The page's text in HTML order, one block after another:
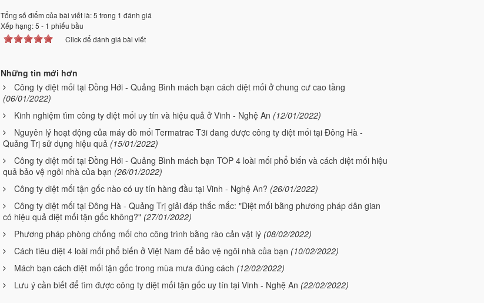
Tổng số điểm của bài viết là: 5 trong 1 đánh giá
Xếp hạng:5 - 1 phiếu bầu
Click để đánh giá bài viết
Những tin mới hơn
Công ty diệt mối tại Đồng Hới - Quảng Bình mách bạn cách diệt mối ở chung cư cao tầng
(06/01/2022)
Kinh nghiệm tìm công ty diệt mối uy tín và hiệu quả ở Vinh - Nghệ An (12/01/2022)
Nguyên lý hoạt động của máy dò mối Termatrac T3i đang được công ty diệt mối tại Đông Hà -
Quảng Trị sử dụng hiệu quả (15/01/2022)
Công ty diệt mối tại Đồng Hới - Quảng Bình mách bạn TOP 4 loài mối phổ biến và cách diệt mối hiệu
quả bảo vệ ngôi nhà của bạn (26/01/2022)
Công ty diệt mối tận gốc nào có uy tín hàng đầu tại Vinh - Nghệ An? (26/01/2022)
Công ty diệt mối tại Đông Hà - Quảng Trị giải đáp thắc mắc: "Diệt mối bằng phương pháp dân gian
có hiệu quả diệt mối tận gốc không?" (27/01/2022)
Phương pháp phòng chống mối cho công trình bằng rào cản vật lý (08/02/2022)
Cách tiêu diệt 4 loài mối phổ biến ở Việt Nam để bảo vệ ngôi nhà của bạn (10/02/2022)
Mách bạn cách diệt mối tận gốc trong mùa mưa đúng cách (12/02/2022)
Lưu ý cần biết để tìm được công ty diệt mối tận gốc uy tín tại Vinh - Nghệ An (22/02/2022)